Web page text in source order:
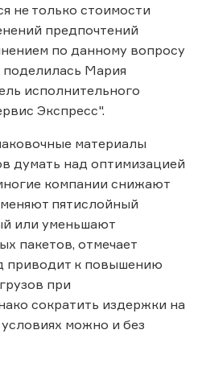
не только стоимости
предпочтений
по данному вопросу
поделилась Мария
исполнительного
Экспресс".
материалы
думать над оптимизацией
компании снижают
пятислойный
или уменьшают
пакетов, отмечает
приводит к повышению
при
сократить издержки на
можно и без